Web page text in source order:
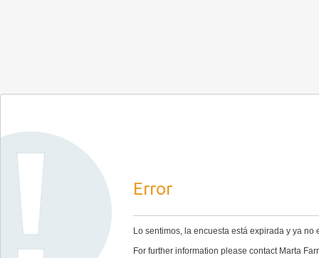
Error
Lo sentimos, la encuesta está expirada y ya no
For further information please contact Marta